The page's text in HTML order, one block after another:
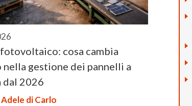
fotovoltaico: cosa cambia
nella gestione dei pannelli a
dal 2026
Adele di Carlo